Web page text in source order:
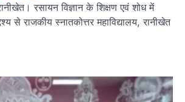
रसायन विज्ञान के शिक्षण एवं शोध में
से राजकीय स्नातकोत्तर महाविद्यालय, रानीखेत
रानीखेत में शिक्षा-स्वास्थ्य व्यवस्था पर फूटा
कांग्रेस का गुस्सा, मंत्री और सरकार का पुतला
मंत्री का फूंका पुतला 'विद्यालयों में…